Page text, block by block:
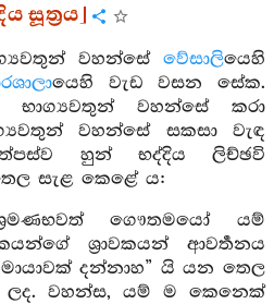
සූත්‍රය]
වහන්සේ වේසාලියෙහි
යෙහි වැඩ වසන සේක.
භාග්‍යවතුන් වහන්සේ කරා
වහන්සේ සකසා වැඳ
හුන් භද්දිය ලිච්ඡවි
සැළ කෙළේ ය:
ගෞතමයෝ යම්
ශ්‍රාවකයන් ආවර්‍තනය
දන්නාහ” යි යන තෙල
වහන්ස, යම් ම කෙනෙක්